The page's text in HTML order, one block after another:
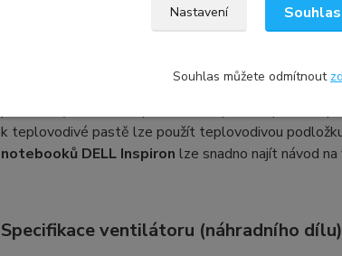
Při výměně ventilátoru notebooku doporučujeme
procesoru). Tím se zlepší odvod tepla, což pomůže
k teplovodivé pastě lze použít teplovodivou
notebooků DELL Inspiron lze snadno najít návod
Specifikace ventilátoru (náhradního
Nastavení
Souhlas můžete odmítnout